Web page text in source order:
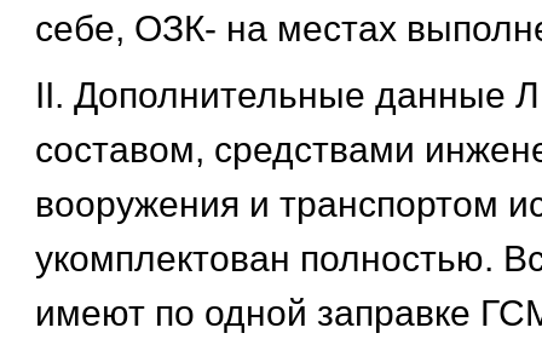
себе, ОЗК- на местах
II. Дополнительные данные
составом, средствами
вооружения и транспортом
укомплектован полностью.
имеют по одной заправке